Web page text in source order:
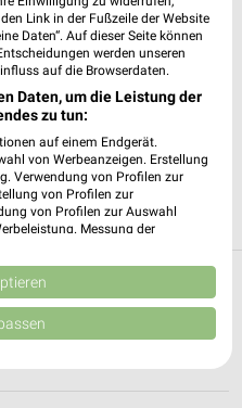
bei neuen Prospekten
stressfrei planen
SPAREN!
mit Angeboten in
Link in der Fußzeile der Website
Daten“. Auf dieser Seite können
werden unseren
auf die Browserdaten.
Daten, um die Leistung der
zu tun:
auf einem Endgerät.
von Werbeanzeigen. Erstellung
Verwendung von Profilen zur
von Profilen zur
von Profilen zur Auswahl
Messung der
Quellen. Entwicklung und
reduzierter Daten zur Auswahl
Union weitergegeben und in die